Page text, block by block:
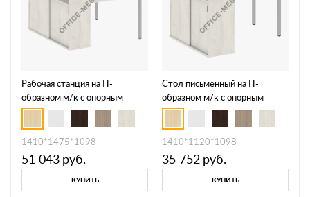
Рабочая станция на П-
образном м/к с опорным
шкафом-купе 40БП.РС-
СШК-2.1 Т
1410*1475*1098
51 043 руб.
КУПИТЬ
Стол письменный на П-
образном м/к с опорным
шкафом-купе 40БП.РС-
СШК-3.1 Т
1410*1120*1098
35 752 руб.
КУПИТЬ